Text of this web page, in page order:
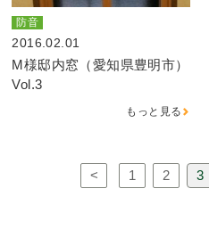
防音
2016.02.01
M様邸内窓（愛知県豊明市）
Vol.3
もっと見る
< 1 2 3